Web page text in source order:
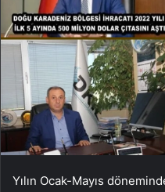
Yılın Ocak-Mayıs